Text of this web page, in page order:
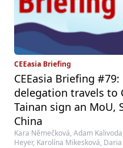
CEEasia Briefing
CEEasia Briefing
delegation travels to
Tainan sign an MoU,
China
Kara Němečková, Adam
Heyer, Karolína Mikesková,